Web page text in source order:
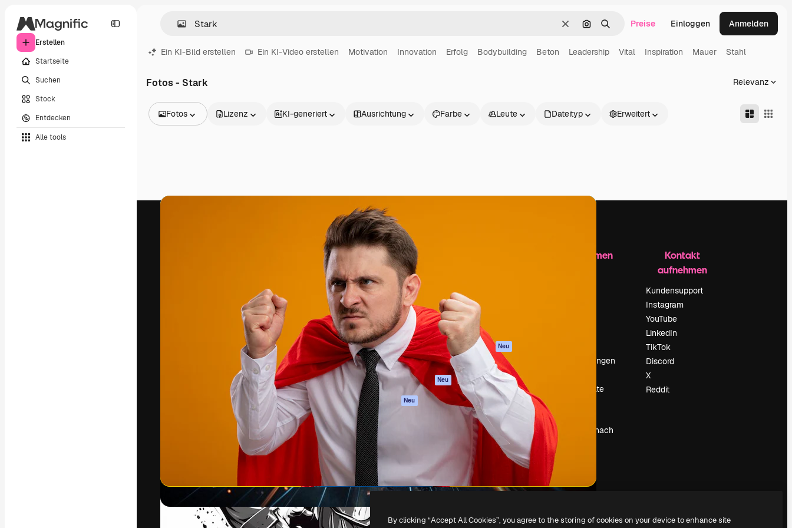
Erstellen
Startseite
Suchen
Stock
Entdecken
Alle tools
LöschenNach Bild suchen
SuchenPreise Einloggen Anmelden
Ein KI-Bild erstellen Ein KI-Video erstellen Motivation Innovation Erfolg Bodybuilding Beton Leadership Vital Inspiration Mauer Stahl
Fotos - Stark Relevanz
Fotos
Videos
Lizenz KI-generiert Ausrichtung Farbe Leute Dateityp Erweitert
Die kreative Plattform, um deine beste
Arbeit zu verwirklichen. Mehr als 1 Million
Abonnenten unter Kreativen, Unternehmen,
Agenturen und Studios.
Deutsch
Produkte
Spaces
KI-Assistent
KI-Bildgenerator
KI-Videogenerator
KI-
Stimmengenerator
Stock-Inhalte
MCP für
Claude/ChatGPT
Neu
Agenten Neu
API
Mobile App
Alle Magnific-Tools
Support
AGB
Datenschutzerklärung
Originale Neu
Cookie-Richtlinie
Vertrauenszentrum
Partner
Unternehmen
Unternehmen
Veranstaltungen
Deine Inhalte
Pressesaal
Suchst du nach
magnific.ai
Kontakt
aufnehmen
Kundensupport
Instagram
YouTube
LinkedIn
TikTok
Discord
X
Reddit
Freepik Company S.L.U.Alle Rechte vorbehalten
By clicking “Accept All Cookies”, you agree to the storing of cookies on your device to enhance site